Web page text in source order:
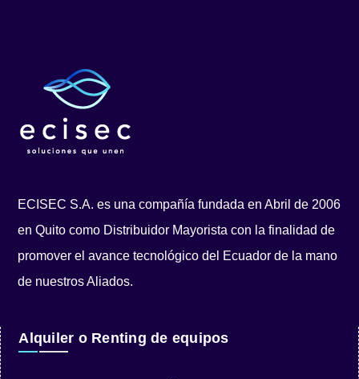
ECISEC S.A. es una compañía fundada en Abril de 2006
en Quito como Distribuidor Mayorista con la finalidad de
promover el avance tecnológico del Ecuador de la mano
de nuestros Aliados.
Alquiler o Renting de equipos